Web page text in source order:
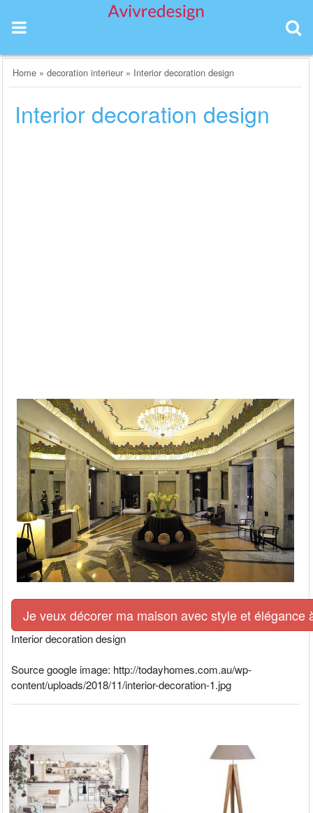
content
Home »decoration interieur » Interior decoration design
Interior decoration design
Je veux décorer ma maison avec style et élégance
Interior decoration design
Source google image: http://todayhomes.com.au/wp-
content/uploads/2018/11/interior-decoration-1.jpg